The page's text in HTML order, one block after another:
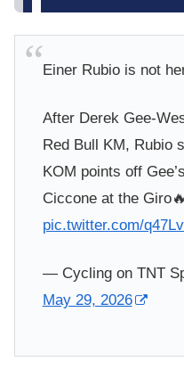
Einer Rubio is not
After Derek Gee-
Red Bull KM, Rubio
KOM points off
Ciccone at the
pic.twitter.com/
— Cycling on TNT
May 29, 2026